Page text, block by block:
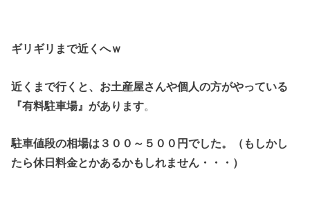
ギリギリまで近くへｗ
近くまで行くと、お土産屋さんや個人の方がやっている
『有料駐車場』があります。
駐車値段の相場は３００～５００円でした。（もしかし
たら休日料金とかあるかもしれません・・・）